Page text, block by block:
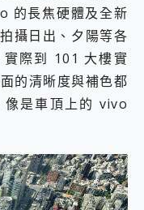
的長焦硬體及全新
攝日出、夕陽等各
際到 101 大樓實
的清晰度與補色都
像是車頂上的 vivo